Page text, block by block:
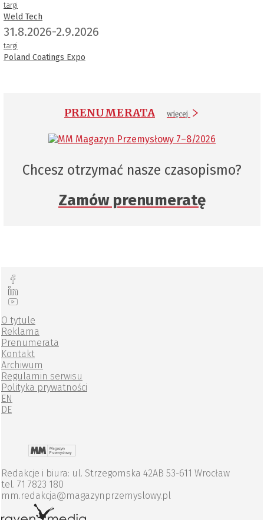
targi
Weld Tech
31.8.2026-2.9.2026
targi
Poland Coatings Expo
PRENUMERATA więcej
Chcesz otrzymać nasze czasopismo?
Zamów prenumeratę
O tytule
Reklama
Prenumerata
Kontakt
Archiwum
Regulamin serwisu
Polityka prywatności
EN
DE
Redakcje i biura: ul. Strzegomska 42AB 53-611 Wrocław
tel. 71 7823 180
mm.redakcja@magazynprzemyslowy.pl